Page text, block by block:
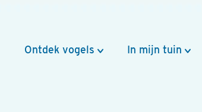
Ontdek vogels In mijn tuin